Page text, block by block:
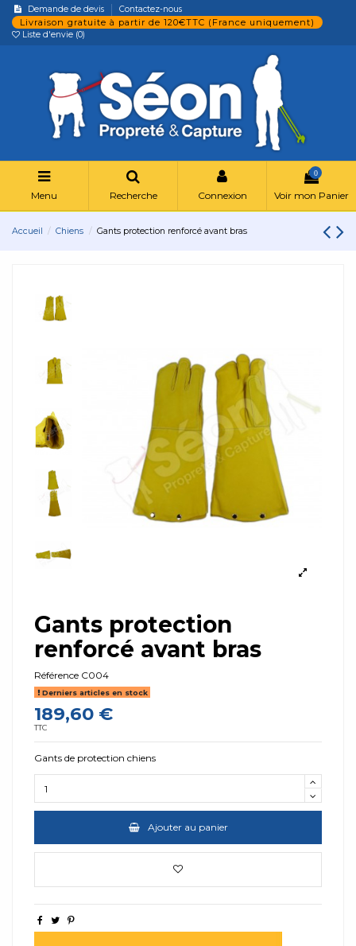
Demande de devis Contactez-nous
Livraison gratuite à partir de 120€TTC (France uniquement)
Liste d'envie (0)
Menu Recherche Connexion
0
Voir mon Panier
Accueil Chiens Gants protection renforcé avant bras
Gants protection
renforcé avant bras
Référence C004
Derniers articles en stock
189,60 €
TTC
Gants de protection chiens
Ajouter au panier